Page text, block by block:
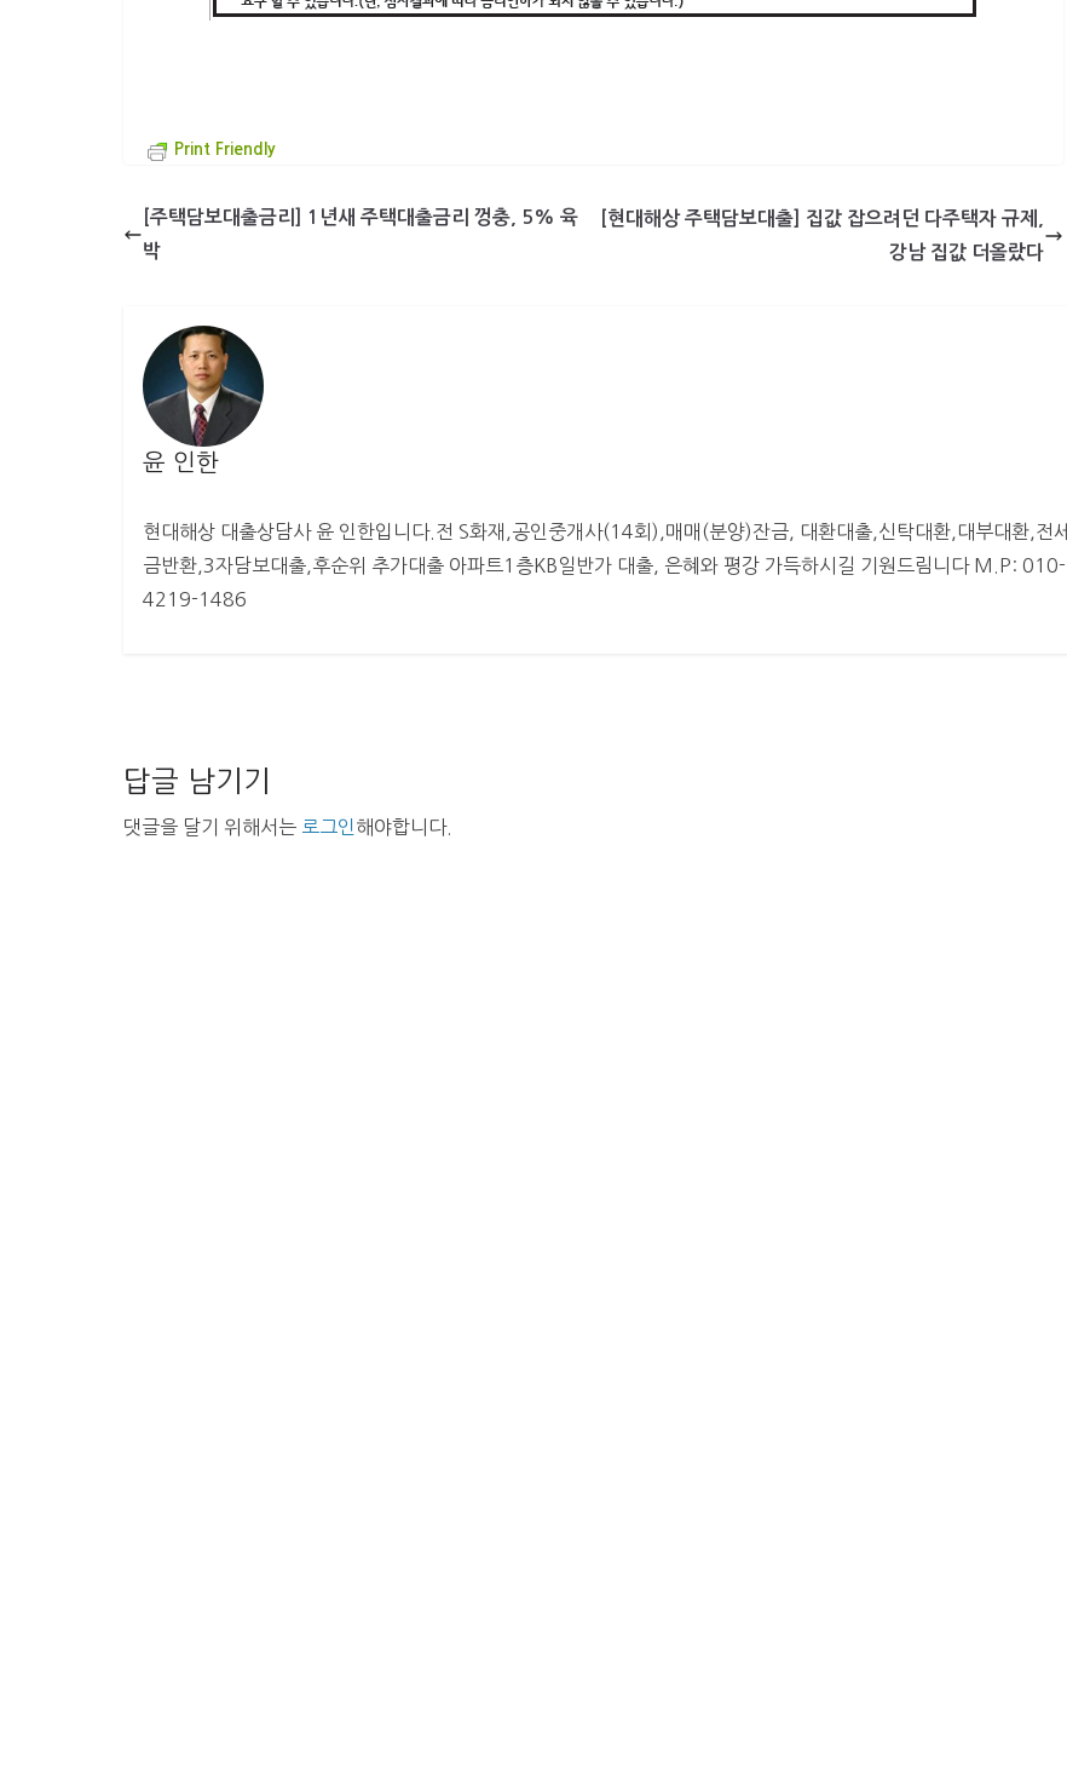
Print Friendly
[주택담보대출금리] 1년새 주택대출금리 껑충, 5% 육
박
[현대해상 주택담보대출] 집값 잡으려던 다주택자 규제,
강남 집값 더올랐다
윤 인한
현대해상 대출상담사 윤 인한입니다.전 S화재,공인중개사(14회),매매(분양)잔금, 대환대출,신탁대환,대부대환,전세
금반환,3자담보대출,후순위 추가대출 아파트1층KB일반가 대출, 은혜와 평강 가득하시길 기원드림니다 M.P: 010-
4219-1486
답글 남기기
댓글을 달기 위해서는 로그인 해야합니다.